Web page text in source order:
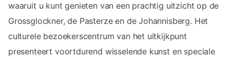
waaruit u kunt genieten van een prachtig uitzicht op de
Grossglockner, de Pasterze en de Johannisberg. Het
culturele bezoekerscentrum van het uitkijkpunt
presenteert voortdurend wisselende kunst en speciale